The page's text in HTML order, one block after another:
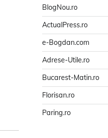
BlogNou.ro
ActualPress.ro
e-Bogdan.com
Adrese-Utile.ro
Bucarest-Matin.ro
Florisan.ro
Paring.ro